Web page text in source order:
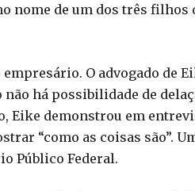
nome de um dos três filhos
O advogado de
há possibilidade de
Eike demonstrou em
“como as coisas são”.
Público Federal.